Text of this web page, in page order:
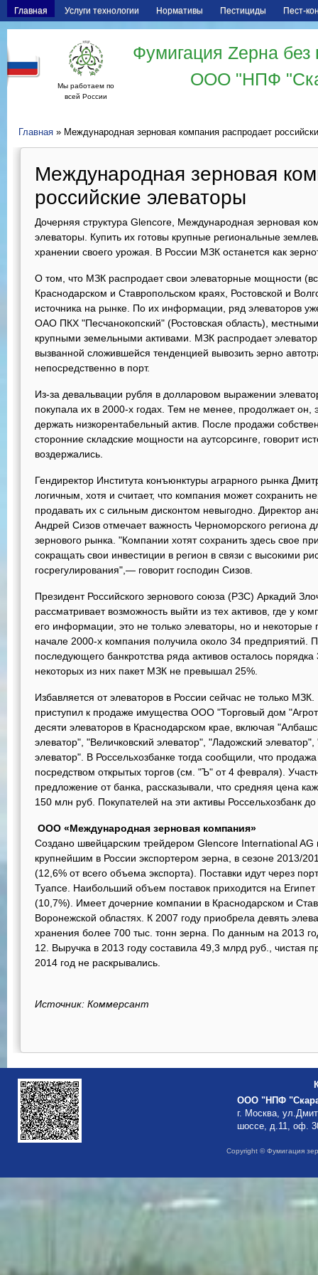
Главная Услуги технологии Нормативы Пестициды Пест-
Мы работаем по
всей России
Фумигация Zерна
ООО "НПФ
Главная » Международная зерновая компания распродает
Международная зерновая
российские элеваторы
Дочерняя структура Glencore, Международная зерновая
элеваторы. Купить их готовы крупные региональные
хранении своего урожая. В России МЗК останется как
О том, что МЗК распродает свои элеваторные мощности
Краснодарском и Ставропольском краях, Ростовской и
источника на рынке. По их информации, ряд элеваторов
ОАО ПКХ "Песчанокопский" (Ростовская область),
крупными земельными активами. МЗК распродает
вызванной сложившейся тенденцией вывозить зерно
непосредственно в порт.
Из-за девальвации рубля в долларовом выражении
покупала их в 2000-х годах. Тем не менее, продолжает он,
держать низкорентабельный актив. После продажи
сторонние складские мощности на аутсорсинге, говорит
воздержались.
Гендиректор Института конъюнктуры аграрного рынка
логичным, хотя и считает, что компания может сохранить
продавать их с сильным дисконтом невыгодно. Директор
Андрей Сизов отмечает важность Черноморского региона
зернового рынка. "Компании хотят сохранить здесь свое
сокращать свои инвестиции в регион в связи с высокими
госрегулирования",— говорит господин Сизов.
Президент Российского зернового союза (РЗС) Аркадий
рассматривает возможность выйти из тех активов, где у
его информации, это не только элеваторы, но и
начале 2000-х компания получила около 34 предприятий.
последующего банкротства ряда активов осталось
некоторых из них пакет МЗК не превышал 25%.
Избавляется от элеваторов в России сейчас не только
приступил к продаже имущества ООО "Торговый дом
десяти элеваторов в Краснодарском крае, включая
элеватор", "Величковский элеватор", "Ладожский
элеватор". В Россельхозбанке тогда сообщили, что
посредством открытых торгов (см. "Ъ" от 4 февраля).
предложение от банка, рассказывали, что средняя цена
150 млн руб. Покупателей на эти активы Россельхозбанк
ООО «Международная зерновая компания»
Создано швейцарским трейдером Glencore International AG
крупнейшим в России экспортером зерна, в сезоне 2013/
(12,6% от всего объема экспорта). Поставки идут через
Туапсе. Наибольший объем поставок приходится на
(10,7%). Имеет дочерние компании в Краснодарском и
Воронежской областях. К 2007 году приобрела девять
хранения более 700 тыс. тонн зерна. По данным на 2013
12. Выручка в 2013 году составила 49,3 млрд руб.,
2014 год не раскрывались.
Источник: Коммерсант
ООО "НПФ
г. Москва,
шоссе, д.11, оф.
Copyright © Фумигация